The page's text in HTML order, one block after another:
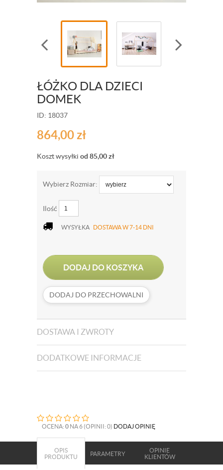
ŁÓŻKO DLA DZIECI
DOMEK
ID: 18037
864,00zł
Koszt wysyłki od 85,00zł
Wybierz Rozmiar:
Ilość
WYSYŁKA DOSTAWA W 7-14 DNI
DODAJ DO KOSZYKA
DODAJ DO PRZECHOWALNI
DOSTAWA I ZWROTY
DODATKOWE INFORMACJE
OCENA: 0 NA 6 (OPINII: 0) DODAJ OPINIĘ
OPIS
PRODUKTU
PARAMETRY
OPINIE
KLIENTÓW